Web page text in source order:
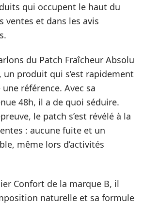
qui occupent le haut du
ventes et dans les avis
du Patch Fraîcheur Absolu
un produit qui s’est rapidement
référence. Avec sa
48h, il a de quoi séduire.
le patch s’est révélé à la
: aucune fuite et un
même lors d’activités
Confort de la marque B, il
naturelle et sa formule